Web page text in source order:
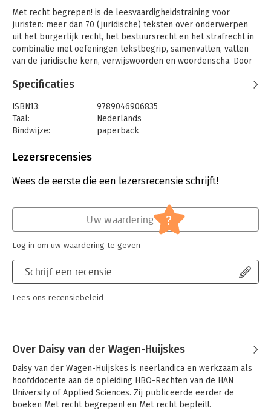
Met recht begrepen! is de leesvaardigheidstraining voor
juristen: meer dan 70 (juridische) teksten over onderwerpen
uit het burgerlijk recht, het bestuursrecht en het strafrecht in
combinatie met oefeningen tekstbegrip, samenvatten, vatten
van de juridische kern, verwijswoorden en woordenscha. Door
juristen begrijpen wat er staat, structuur herkennen, hoofd- en
De code bij het boek geeft de gebruiker achttien maanden
exclusieve toegang tot de website. De website bevat voor
docenten zijn er tentamensuggesties en een
Specificaties
ISBN13:
9789046906835
Taal:
Nederlands
Bindwijze:
paperback
Uitgever:
Verschijningsdatum:
21-8-2019
Juridische beroepen (onderwijs,
beroepsuitoefening
Lezersrecensies
Wees de eerste die een lezersrecensie schrijft!
Schrijf een recensie
Lees ons recensiebeleid
Uw waardering ?
Log in om uw waardering te geven
Over Daisy van der Wagen-Huijskes
Daisy van der Wagen-Huijskes is neerlandica en werkzaam als
hoofddocente aan de opleiding HBO-Rechten van de HAN
University of Applied Sciences. Zij publiceerde eerder de
boeken Met recht begrepen! en Met recht bepleit!.